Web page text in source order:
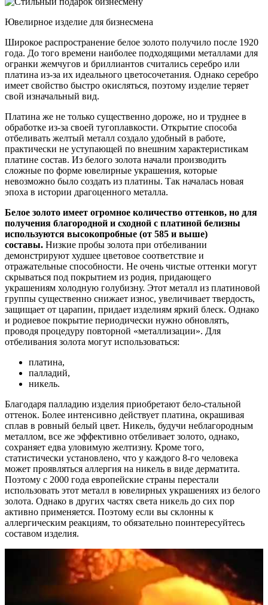
Ювелирное изделие для бизнесмена
Широкое распространение белое золото получило после 1920
года. До того времени наиболее подходящими металлами для
огранки жемчугов и бриллиантов считались серебро или
платина из-за их идеального цветосочетания. Однако серебро
имеет свойство быстро окисляться, поэтому изделие теряет
свой изначальный вид.
Платина же не только существенно дороже, но и труднее в
обработке из-за своей тугоплавкости. Открытие способа
отбеливать желтый металл создало удобный в работе,
практически не уступающей по внешним характеристикам
платине состав. Из белого золота начали производить
сложные по форме ювелирные украшения, которые
невозможно было создать из платины. Так началась новая
эпоха в истории драгоценного металла.
Белое золото имеет огромное количество оттенков, но для
получения благородной и сходной с платиной белизны
используются высокопробные (от 585 и выше)
составы. Низкие пробы золота при отбеливании
демонстрируют худшее цветовое соответствие и
отражательные способности. Не очень чистые оттенки могут
скрываться под покрытием из родия, придающего
украшениям холодную голубизну. Этот металл из платиновой
группы существенно снижает износ, увеличивает твердость,
защищает от царапин, придает изделиям яркий блеск. Однако
и родиевое покрытие периодически нужно обновлять,
проводя процедуру повторной «металлизации». Для
отбеливания золота могут использоваться:
платина,
палладий,
никель.
Благодаря палладию изделия приобретают бело-стальной
оттенок. Более интенсивно действует платина, окрашивая
сплав в ровный белый цвет. Никель, будучи неблагородным
металлом, все же эффективно отбеливает золото, однако,
сохраняет едва уловимую желтизну. Кроме того,
статистически установлено, что у каждого 8-го человека
может проявляться аллергия на никель в виде дерматита.
Поэтому с 2000 года европейские страны перестали
использовать этот металл в ювелирных украшениях из белого
золота. Однако в других частях света никель до сих пор
активно применяется. Поэтому если вы склонны к
аллергическим реакциям, то обязательно поинтересуйтесь
составом изделия.